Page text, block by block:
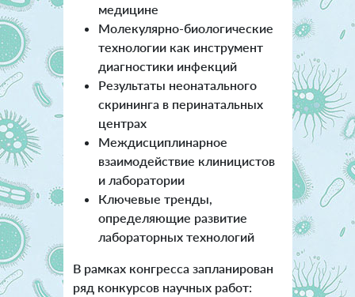
медицине
Молекулярно-биологические
технологии как инструмент
диагностики инфекций
Результаты неонатального
скрининга в перинатальных
центрах
Междисциплинарное
взаимодействие клиницистов
и лаборатории
Ключевые тренды,
определяющие развитие
лабораторных технологий
В рамках конгресса запланирован
ряд конкурсов научных работ: